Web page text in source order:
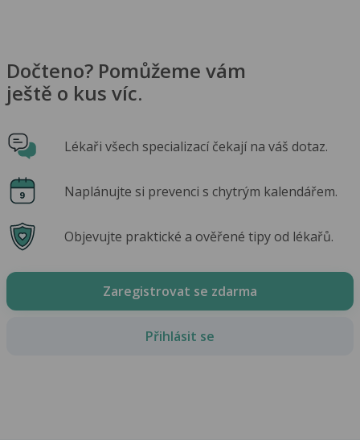
Dočteno? Pomůžeme vám
ještě o kus víc.
Lékaři všech specializací čekají na váš dotaz.
Naplánujte si prevenci s chytrým kalendářem.
Objevujte praktické a ověřené tipy od lékařů.
Zaregistrovat se zdarma
Přihlásit se